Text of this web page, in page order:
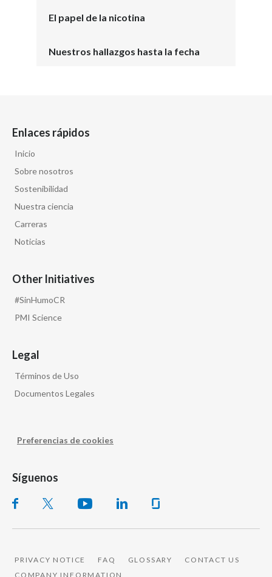
El papel de la nicotina
Nuestros hallazgos hasta la fecha
Enlaces rápidos
Inicio
Sobre nosotros
Sostenibilidad
Nuestra ciencia
Carreras
Noticias
Other Initiatives
#SinHumoCR
PMI Science
Legal
Términos de Uso
Documentos Legales
Preferencias de cookies
Síguenos
PRIVACY NOTICE FAQ GLOSSARY
CONTACT US
COMPANY INFORMATION